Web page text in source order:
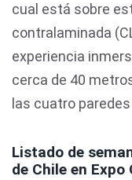
cual está sobre
contralaminada
experiencia
cerca de 40
las cuatro
Listado de
de Chile en Expo